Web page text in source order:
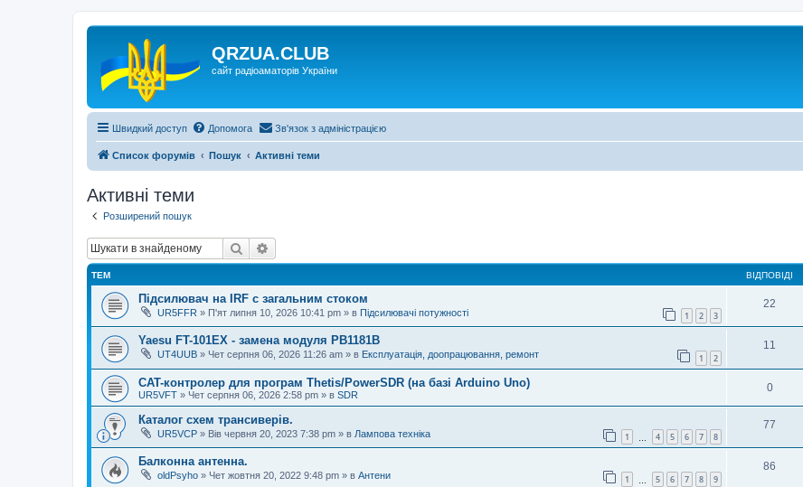
QRZUA.CLUB
сайт радіоаматорів України
Швидкий доступ Допомога Зв'язок з адміністрацією
Список форумів Пошук Активні теми
Активні теми
Розширений пошук
Пошук
ТЕМ ВІДПОВІДІ
Підсилювач на IRF с загальним стоком
UR5FFR » П'ят липня 10, 2026 10:41 pm » в Підсилювачі потужності 1 2 3
22
Yaesu FT-101EX - замена модуля PB1181B
UT4UUB » Чет серпня 06, 2026 11:26 am » в Експлуатація, доопрацювання, ремонт 1 2
11
CAT-контролер для програм Thetis/PowerSDR (на базі Arduino Uno)
UR5VFT » Чет серпня 06, 2026 2:58 pm » в SDR
0
Каталог схем трансиверів.
UR5VCP » Вів червня 20, 2023 7:38 pm » в Лампова техніка 1 4 5 6 7 8
77
Балконна антенна.
oldPsyho » Чет жовтня 20, 2022 9:48 pm » в Антени 1 5 6 7 8 9
86